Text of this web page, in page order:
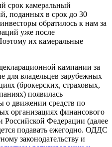
срок камеральный
поданных в срок до 30
обратилось к нам за
уже после
их камеральные
кампании за
для владельцев зарубежных
(брокерских, страховых,
появилась
о движении средств по
организациях финансового
Российской Федерации (далее
подавать ежегодно. ОДДС
законодательству и